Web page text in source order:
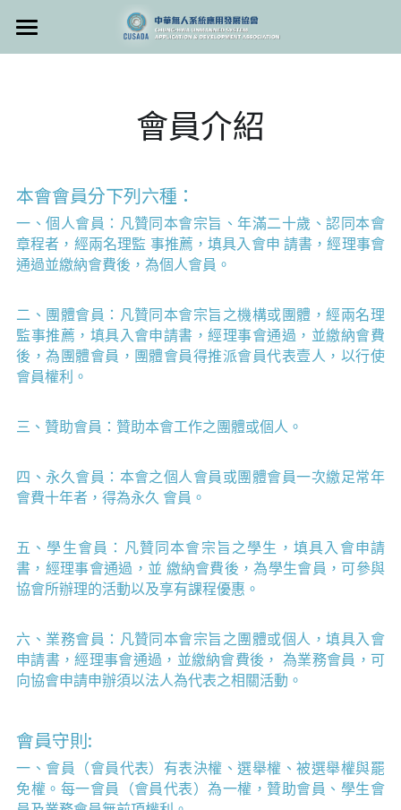
首頁
無人多旋翼機
無人飛機
無人直升機
協會活動
2025高空通訊平台(HAPS)論壇
2020遙控無人機專業操作證照輔導班 免費課
2019 第一屆3D空間與建物設計技能競賽
2019ICUSA-GAME研討會
CUSADA成立大會
認識協會
媒合平台
加入我們
會員介紹
本會會員分下列六種：
一、個人會員：凡贊同本會宗旨、年滿二十歲、認同本會
章程者，經兩名理監 事推薦，填具入會申 請書，經理事會
通過並繳納會費後，為個人會員。
二、團體會員：凡贊同本會宗旨之機構或團體，經兩名理
監事推薦，填具入會申請書，經理事會通過，並繳納會費
後，為團體會員，團體會員得推派會員代表壹人，以行使
會員權利。
三、贊助會員：贊助本會工作之團體或個人。
四、永久會員：本會之個人會員或團體會員一次繳足常年
會費十年者，得為永久 會員。
五、學生會員：凡贊同本會宗旨之學生，填具入會申請
書，經理事會通過，並 繳納會費後，為學生會員，可參與
協會所辦理的活動以及享有課程優惠。
六、業務會員：凡贊同本會宗旨之團體或個人，填具入會
申請書，經理事會通過，並繳納會費後， 為業務會員，可
向協會申請申辦須以法人為代表之相關活動。
會員守則:
一、會員（會員代表）有表決權、選舉權、被選舉權與罷
免權。每一會員（會員代表）為一權，贊助會員、學生會